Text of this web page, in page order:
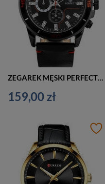
ZEGAREK MĘSKI PERFECT CH02L KLASYCZNY CHRONOGRAF (zp351d)
159,00 zł